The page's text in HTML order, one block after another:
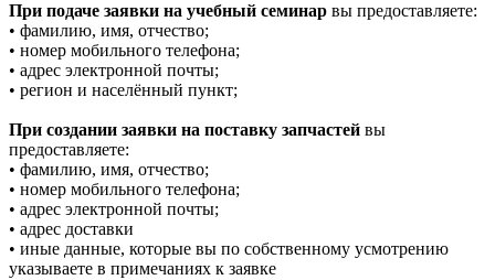
При подаче заявки на учебный семинар вы предоставляете:
• фамилию, имя, отчество;
• номер мобильного телефона;
• адрес электронной почты;
• регион и населённый пункт;
При создании заявки на поставку запчастей вы
предоставляете:
• фамилию, имя, отчество;
• номер мобильного телефона;
• адрес электронной почты;
• адрес доставки
• иные данные, которые вы по собственному усмотрению
указываете в примечаниях к заявке